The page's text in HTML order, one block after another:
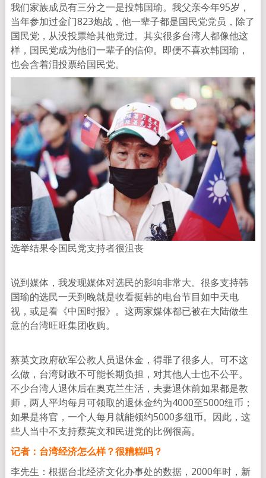
我们家族成员有三分之一是投韩国瑜。我父亲今年95岁，
当年参加过金门823炮战，他一辈子都是国民党党员，除了
国民党，从没投票给其他党过。其实很多台湾人都像他这
样，国民党成为他们一辈子的信仰。即便不喜欢韩国瑜，
也会含着泪投票给国民党。
选举结果令国民党支持者很沮丧
说到媒体，我发现媒体对选民的影响非常大。很多支持韩
国瑜的选民一天到晚就是收看挺韩的电台节目如中天电
视，或是看《中国时报》。这两家媒体都已被在大陆做生
意的台湾旺旺集团收购。
蔡英文政府砍军公教人员退休金，得罪了很多人。可不这
么做，台湾财政不可能长期负担，对其他人士也不公平。
不少台湾人退休后在奥克兰生活，夫妻退休前如果都是教
师，两人平均每月可领取的退休金约为4000至5000纽币；
如果是将官，一个人每月就能领约5000多纽币。因此，这
些人当中不支持蔡英文和民进党的比例很高。
记者：台湾经济怎么样？很糟糕吗？
李先生：根据台北经济文化办事处的数据，2000年时，新